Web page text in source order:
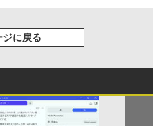
ット
ゥースHi-Fi 最大36時間再生 ぶ
コードレス ENCノイズキャン
ペアリング Type-C充電 マイク
トボトル 500ミリリットル (Sm
やかんの麦茶 from 爽健美茶 ラ
本
ガンコミックス)
ジに戻る